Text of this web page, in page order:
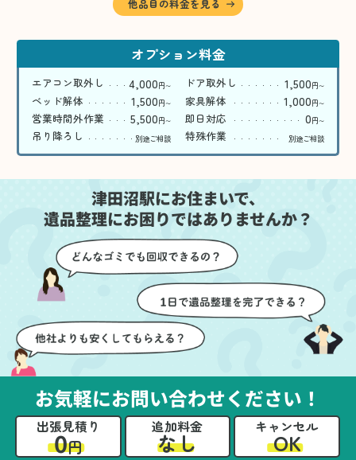
他品目の料金を見る
オプション料金
エアコン取外し 4,000円〜 ドア取外し 1,500円〜
ベッド解体 1,500円〜 家具解体 1,000円〜
営業時間外作業 5,500円〜 即日対応 0円〜
吊り降ろし 別途ご相談 特殊作業 別途ご相談
津田沼駅にお住まいで、
遺品整理にお困りではありませんか？
お気軽にお問い合わせください！
出張見積り
0円
追加料金
なし
キャンセル
OK